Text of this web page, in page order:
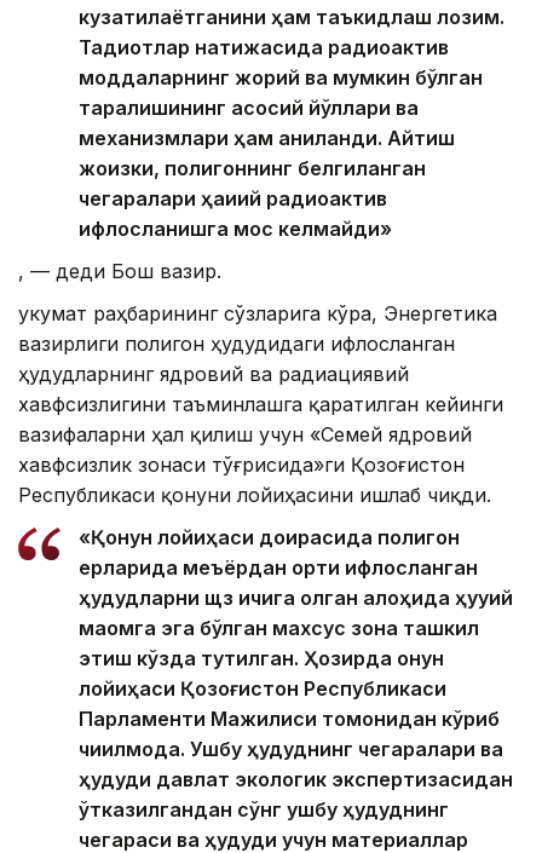
кузатилаётганини ҳам таъкидлаш лозим.
Тадқиқотлар натижасида радиоактив
моддаларнинг жорий ва мумкин бўлган
тарқалишининг асосий йўллари ва
механизмлари ҳам аниқланди. Айтиш
жоизки, полигоннинг белгиланган
чегаралари ҳақиқий радиоактив
ифлосланишга мос келмайди»
, — деди Бош вазир.
Ҳукумат раҳбарининг сўзларига кўра, Энергетика
вазирлиги полигон ҳудудидаги ифлосланган
ҳудудларнинг ядровий ва радиациявий
хавфсизлигини таъминлашга қаратилган кейинги
вазифаларни ҳал қилиш учун «Семей ядровий
хавфсизлик зонаси тўғрисида»ги Қозоғистон
Республикаси қонуни лойиҳасини ишлаб чиқди.
«Қонун лойиҳаси доирасида полигон
ерларида меъёрдан ортиқ ифлосланган
ҳудудларни щз ичига олган алоҳида ҳуқуқий
мақомга эга бўлган махсус зона ташкил
этиш кўзда тутилган. Ҳозирда қонун
лойиҳаси Қозоғистон Республикаси
Парламенти Мажилиси томонидан кўриб
чиқилмоқда. Ушбу ҳудуднинг чегаралари ва
ҳудуди давлат экологик экспертизасидан
ўтказилгандан сўнг ушбу ҳудуднинг
чегараси ва ҳудуди учун материаллар